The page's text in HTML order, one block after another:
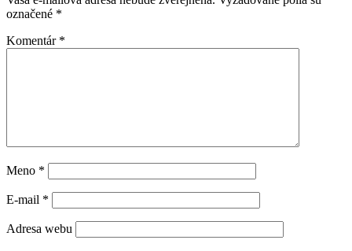
označené *
Komentár *
Meno *
E-mail *
Adresa webu